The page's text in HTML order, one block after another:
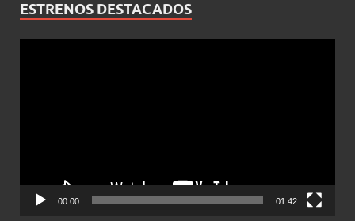
ESTRENOS DESTACADOS
00:00 01:42